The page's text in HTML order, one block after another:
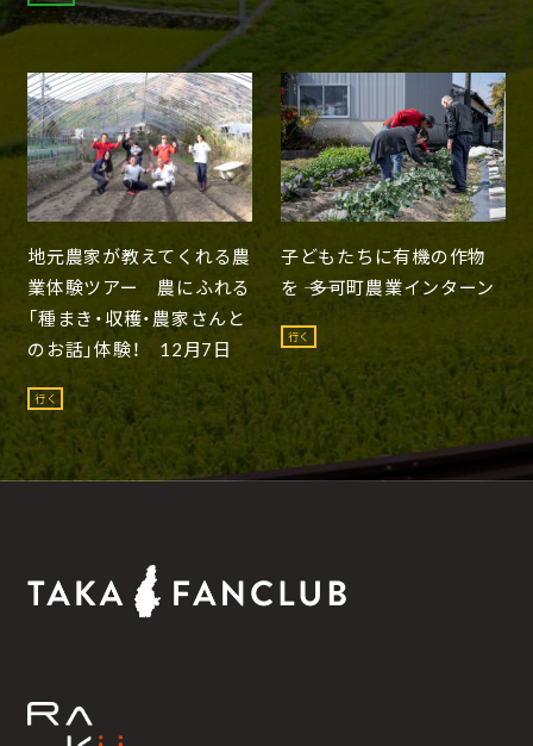
地元農家が教えてくれる農
業体験ツアー 農にふれる
「種まき・収穫・農家さんと
のお話」体験！ 12月7日
行く
子どもたちに有機の作物
を ―― 多可町農業インターン
行く